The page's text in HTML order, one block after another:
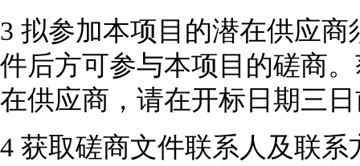
3 拟参加本项目的潜在供应
件后方可参与本项目的磋商
在供应商，请在开标日期三
4 获取磋商文件联系人及联系